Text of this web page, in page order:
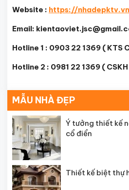
Website : https://nhadepktv.vn
Email:
Hotline 1 : 0903 22 1369 ( KTS
Hotline 2 : 0981 22 1369 (
MẪU NHÀ ĐẸP
Ý tưởng thiết kế
cổ điển
Thiết kế biệt thự